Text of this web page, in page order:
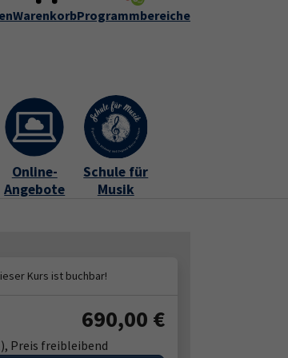
for "Über uns"Submenu for "Informationen"
FAQ Kontakt
WarenkorbProgrammbereiche
Online-
Angebote
Schule für
Musik
690,00 €
Preis freibleibend